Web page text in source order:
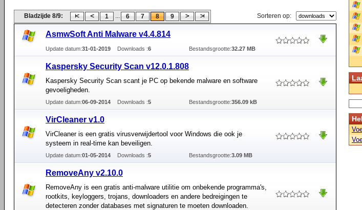
Bladzijde 8/9: 1 ... 6 7 8 9 Sorteren op:
AsmwSoft Anti Malware v4.4.814
Update datum:31-01-2019 Downloads :6 Bestandsgrootte:32.27 MB
Kaspersky Security Scan v12.0.1.808
Kaspersky Security Scan scant je PC op bekende malware en software
gevoeligheden.
Update datum:06-09-2014 Downloads :5 Bestandsgrootte:356.09 kB
VirCleaner v1.0
VirCleaner is een gratis virusverwijdertool voor Windows die ook je
systeem in real-time kan beveiligen.
Update datum:01-05-2014 Downloads :5 Bestandsgrootte:3.09 MB
RemoveAny v2.10.0
RemoveAny is een gratis anti-malware utilitie om onbekende programma's,
rootkits, keyloggers, trojans, downloaders en andere bedreigingen te
detecteren zonder databases met signaturen te moeten downloaden.